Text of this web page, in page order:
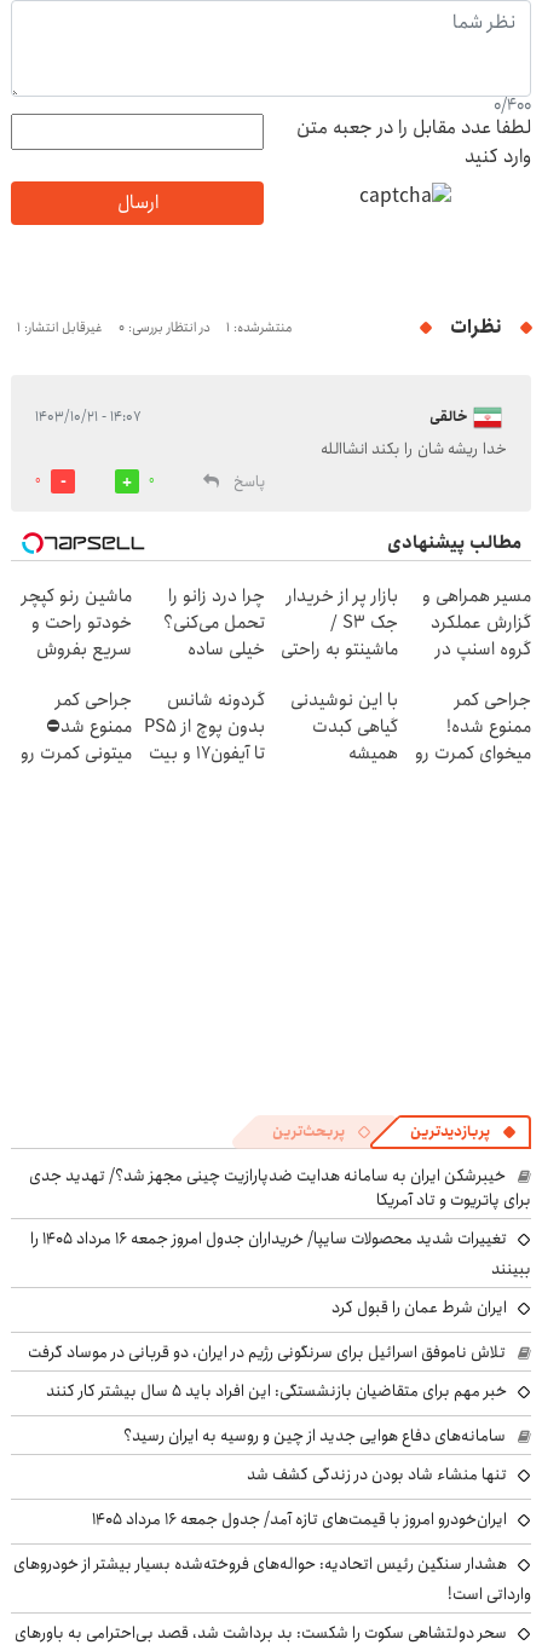
0/400
لطفا عدد مقابل را در جعبه متن
وارد کنید
ارسال
نظرات منتشرشده: 1 در انتظار بررسی: 0 غیرقابل انتشار: 1
خالقی ۱۴:۰۷ - ۱۴۰۳/۱۰/۲۱
خدا ریشه شان را بکند انشاالله
پاسخ
0
0
مطالب پیشنهادی
مسیر همراهی و
گزارش عملکرد
گروه اسنپ در
بازار پر از خریدار
جک S3 /
ماشینتو به راحتی
چرا درد زانو را
تحمل می‌کنی؟
خیلی ساده
کن
ماشین رنو کپچر
خودتو راحت و
سریع بفروش
جراحی کمر
ممنوع شده!
میخوای کمرت رو
با این نوشیدنی
گیاهی کبدت
همیشه
گردونه شانس
بدون پوچ از PS5
تا آیفون17 و بیت
جراحی کمر
ممنوع شد⛔
میتونی کمرت رو
پربازدیدترین پربحث‌ترین
خیبرشکن ایران به سامانه هدایت ضدپارازیت چینی مجهز شد؟/ تهدید جدی
برای پاتریوت و تاد آمریکا
تغییرات شدید محصولات سایپا/ خریداران جدول امروز جمعه ۱۶ مرداد ۱۴۰۵ را
ببینند
ایران شرط عمان را قبول کرد
تلاش ناموفق اسرائیل برای سرنگونی رژیم در ایران، دو قربانی در موساد گرفت
خبر مهم برای متقاضیان بازنشستگی: این افراد باید ۵ سال بیشتر کار کنند
سامانه‌های دفاع هوایی جدید از چین و روسیه به ایران رسید؟
تنها منشاء شاد بودن در زندگی کشف شد
ایران‌خودرو امروز با قیمت‌های تازه آمد/ جدول جمعه ۱۶ مرداد ۱۴۰۵
هشدار سنگین رئیس اتحادیه: حواله‌های فروخته‌شده بسیار بیشتر از خودروهای
وارداتی است!
سحر دولتشاهی سکوت را شکست: بد برداشت شد، قصد بی‌احترامی به باورهای